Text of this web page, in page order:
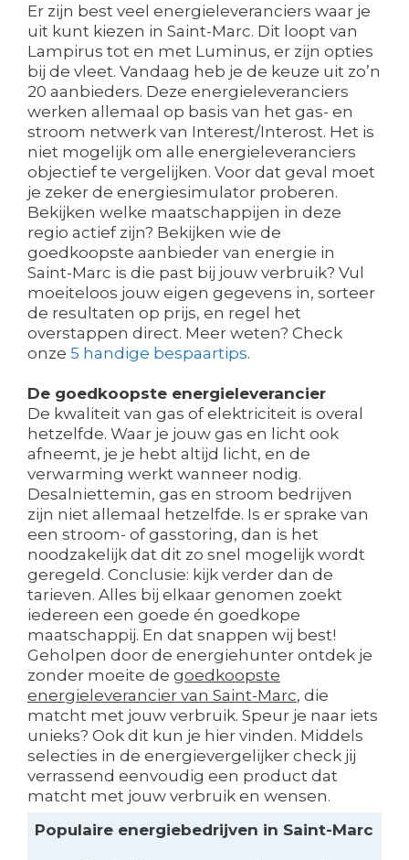
Er zijn best veel energieleveranciers waar je
uit kunt kiezen in Saint-Marc. Dit loopt van
Lampirus tot en met Luminus, er zijn opties
bij de vleet. Vandaag heb je de keuze uit zo’n
20 aanbieders. Deze energieleveranciers
werken allemaal op basis van het gas- en
stroom netwerk van Interest/Interost. Het is
niet mogelijk om alle energieleveranciers
objectief te vergelijken. Voor dat geval moet
je zeker de energiesimulator proberen.
Bekijken welke maatschappijen in deze
regio actief zijn? Bekijken wie de
goedkoopste aanbieder van energie in
Saint-Marc is die past bij jouw verbruik? Vul
moeiteloos jouw eigen gegevens in, sorteer
de resultaten op prijs, en regel het
overstappen direct. Meer weten? Check
onze 5 handige bespaartips.
De goedkoopste energieleverancier
De kwaliteit van gas of elektriciteit is overal
hetzelfde. Waar je jouw gas en licht ook
afneemt, je je hebt altijd licht, en de
verwarming werkt wanneer nodig.
Desalniettemin, gas en stroom bedrijven
zijn niet allemaal hetzelfde. Is er sprake van
een stroom- of gasstoring, dan is het
noodzakelijk dat dit zo snel mogelijk wordt
geregeld. Conclusie: kijk verder dan de
tarieven. Alles bij elkaar genomen zoekt
iedereen een goede én goedkope
maatschappij. En dat snappen wij best!
Geholpen door de energiehunter ontdek je
zonder moeite de goedkoopste
energieleverancier van Saint-Marc, die
matcht met jouw verbruik. Speur je naar iets
unieks? Ook dit kun je hier vinden. Middels
selecties in de energievergelijker check jij
verrassend eenvoudig een product dat
matcht met jouw verbruik en wensen.
Populaire energiebedrijven in Saint-Marc